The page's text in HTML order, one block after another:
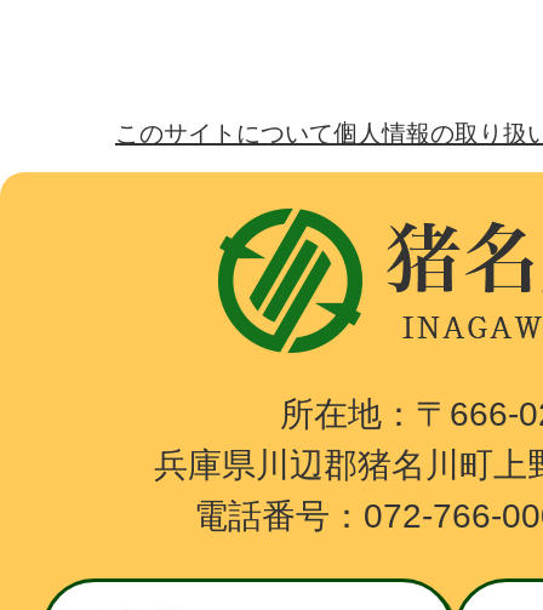
このサイトについて個人情報の取り扱
猪
名
川
N
A
G
所在地：〒
兵庫県川辺郡猪名川町上
電話番号：072-766-